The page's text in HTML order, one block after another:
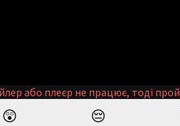
або плеєр не працює, тоді
😲 😔